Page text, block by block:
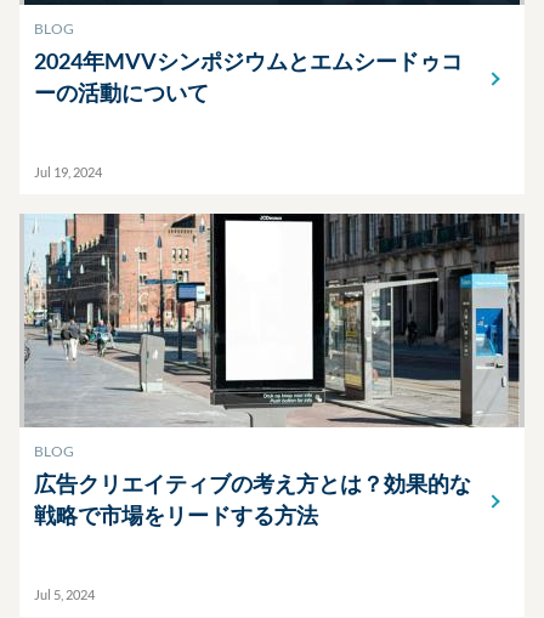
BLOG
2024年MVVシンポジウムとエムシードゥコ
ーの活動について
Jul 19, 2024
BLOG
広告クリエイティブの考え方とは？効果的な
戦略で市場をリードする方法
Jul 5, 2024